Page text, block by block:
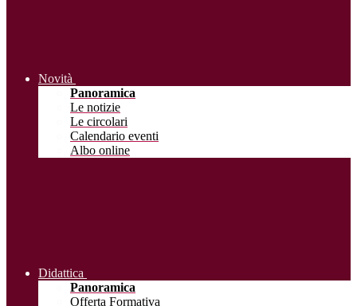
Novità
Panoramica
Le notizie
Le circolari
Calendario eventi
Albo online
Didattica
Panoramica
Offerta Formativa